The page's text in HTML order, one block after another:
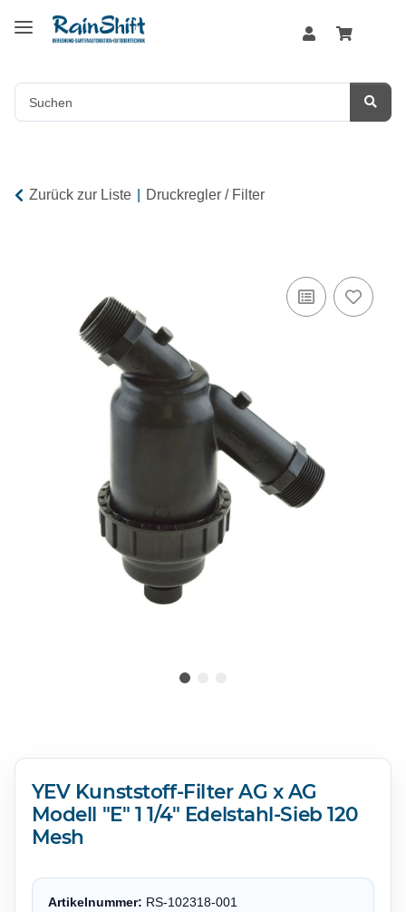
Zurück zur Liste Druckregler / Filter
YEV Kunststoff-Filter AG x AG
Modell "E" 1 1/4" Edelstahl-Sieb 120
Mesh
Artikelnummer: RS-102318-001